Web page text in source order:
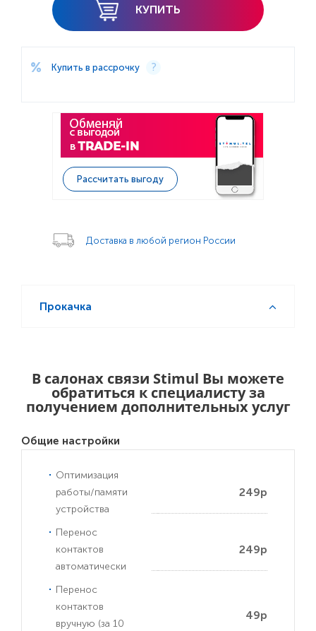
КУПИТЬ
Купить в рассрочку
Рассчитать выгоду
Доставка в любой регион России
Прокачка
В салонах связи Stimul Вы можете
обратиться к специалисту за
получением дополнительных услуг
Общие настройки
Оптимизация
работы/памяти
устройства
249р
Перенос
контактов
автоматически
249р
Перенос
контактов
вручную (за 10
49р